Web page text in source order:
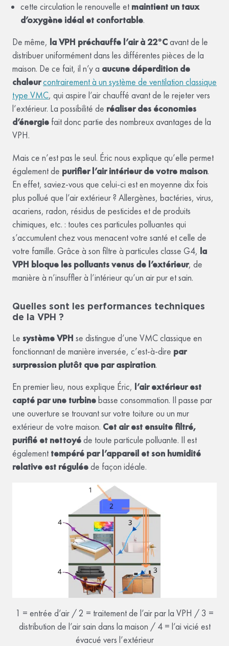
cette circulation le renouvelle et maintient un taux
d’oxygène idéal et confortable.
De même, la VPH préchauffe l’air à 22°Cavant de le
distribuer uniformément dans les différentes pièces de la
maison. De ce fait, il n’y a aucune déperdition de
chaleurcontrairement à un système de ventilation classique
type VMC, qui aspire l’air chauffé avant de le rejeter vers
l’extérieur. La possibilité de réaliser des économies
d’énergie fait donc partie des nombreux avantages de la
VPH.
Mais ce n’est pas le seul. Éric nous explique qu’elle permet
également de purifier l’air intérieur de votre maison.
En effet, saviez-vous que celui-ci est en moyenne dix fois
plus pollué que l’air extérieur ? Allergènes, bactéries, virus,
acariens, radon, résidus de pesticides et de produits
chimiques, etc. : toutes ces particules polluantes qui
s’accumulent chez vous menacent votre santé et celle de
votre famille. Grâce à son filtre à particules classe G4, la
VPH bloque les polluants venus de l’extérieur, de
manière à n’insuffler à l’intérieur qu’un air pur et sain.
Quelles sont les performances techniques
de la VPH ?
Le système VPH se distingue d’une VMC classique en
fonctionnant de manière inversée, c’est-à-dire par
surpression plutôt que par aspiration.
En premier lieu, nous explique Éric, l’air extérieur est
capté par une turbine basse consommation. Il passe par
une ouverture se trouvant sur votre toiture ou un mur
extérieur de votre maison. Cet air est ensuite filtré,
purifié et nettoyéde toute particule polluante. Il est
également tempéré par l’appareil et son humidité
relative est réguléede façon idéale.
1 = entrée d’air / 2 = traitement de l’air par la VPH / 3 =
distribution de l’air sain dans la maison / 4 = l’ai vicié est
évacué vers l’extérieur